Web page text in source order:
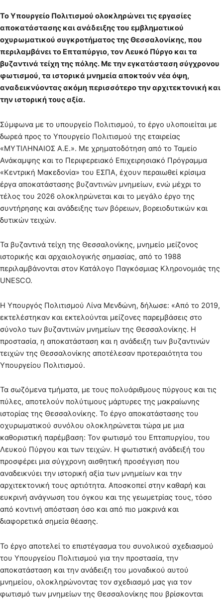
Το Υπουργείο Πολιτισμού ολοκληρώνει τις εργασίες
αποκατάστασης και ανάδειξης του εμβληματικού
οχυρωματικού συγκροτήματος της Θεσσαλονίκης, που
περιλαμβάνει το Επταπύργιο, τον Λευκό Πύργο και τα
βυζαντινά τείχη της πόλης. Με την εγκατάσταση σύγχρονου
φωτισμού, τα ιστορικά μνημεία αποκτούν νέα όψη,
αναδεικνύοντας ακόμη περισσότερο την αρχιτεκτονική και
την ιστορική τους αξία.
Σύμφωνα με το υπουργείο Πολιτισμού, το έργο υλοποιείται με
δωρεά προς το Υπουργείο Πολιτισμού της εταιρείας
«ΜΥΤΙΛΗΝΑΙΟΣ Α.Ε.». Με χρηματοδότηση από το Ταμείο
Ανάκαμψης και το Περιφερειακό Επιχειρησιακό Πρόγραμμα
«Κεντρική Μακεδονία» του ΕΣΠΑ, έχουν περαιωθεί κρίσιμα
έργα αποκατάστασης βυζαντινών μνημείων, ενώ μέχρι το
τέλος του 2026 ολοκληρώνεται και το μεγάλο έργο της
συντήρησης και ανάδειξης των βόρειων, βορειοδυτικών και
δυτικών τειχών.
Τα βυζαντινά τείχη της Θεσσαλονίκης, μνημείο μείζονος
ιστορικής και αρχαιολογικής σημασίας, από το 1988
περιλαμβάνονται στον Κατάλογο Παγκόσμιας Κληρονομιάς της
UNESCO.
Η Υπουργός Πολιτισμού Λίνα Μενδώνη, δήλωσε: «Από το 2019,
εκτελέστηκαν και εκτελούνται μείζονες παρεμβάσεις στο
σύνολο των βυζαντινών μνημείων της Θεσσαλονίκης. Η
προστασία, η αποκατάσταση και η ανάδειξη των βυζαντινών
τειχών της Θεσσαλονίκης αποτέλεσαν προτεραιότητα του
Υπουργείου Πολιτισμού.
Τα σωζόμενα τμήματα, με τους πολυάριθμους πύργους και τις
πύλες, αποτελούν πολύτιμους μάρτυρες της μακραίωνης
ιστορίας της Θεσσαλονίκης. Το έργο αποκατάστασης του
οχυρωματικού συνόλου ολοκληρώνεται τώρα με μια
καθοριστική παρέμβαση: Τον φωτισμό του Επταπυργίου, του
Λευκού Πύργου και των τειχών. Η φωτιστική ανάδειξή του
προσφέρει μια σύγχρονη αισθητική προσέγγιση που
αναδεικνύει την ιστορική αξία των μνημείων και την
αρχιτεκτονική τους αρτιότητα. Αποσκοπεί στην καθαρή και
ευκρινή ανάγνωση του όγκου και της γεωμετρίας τους, τόσο
από κοντινή απόσταση όσο και από πιο μακρινά και
διαφορετικά σημεία θέασης.
Το έργο αποτελεί το επιστέγασμα του συνολικού σχεδιασμού
του Υπουργείου Πολιτισμού για την προστασία, την
αποκατάσταση και την ανάδειξη του μοναδικού αυτού
μνημείου, ολοκληρώνοντας τον σχεδιασμό μας για τον
φωτισμό των μνημείων της Θεσσαλονίκης που βρίσκονται